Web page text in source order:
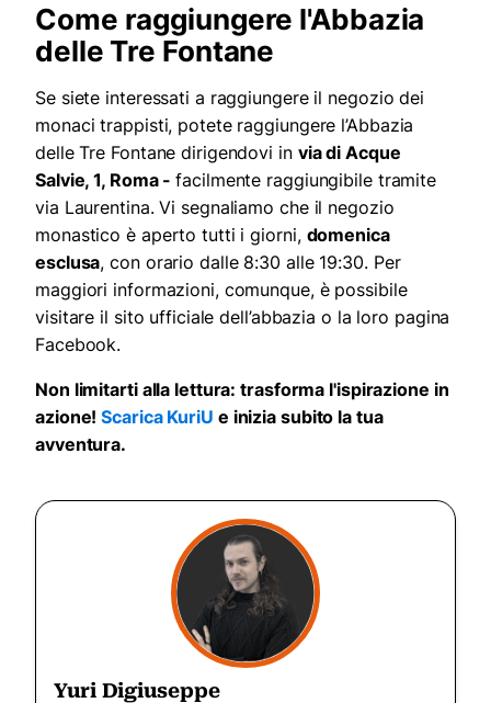
Come raggiungere l'Abbazia
delle Tre Fontane
Se siete interessati a raggiungere il negozio dei
monaci trappisti, potete raggiungere l’Abbazia
delle Tre Fontane dirigendovi in via di Acque
Salvie, 1, Roma -facilmente raggiungibile tramite
via Laurentina. Vi segnaliamo che il negozio
monastico è aperto tutti i giorni, domenica
esclusa, con orario dalle 8:30 alle 19:30. Per
maggiori informazioni, comunque, è possibile
visitare il sito ufficiale dell’abbazia o la loro pagina
Facebook.
Non limitarti alla lettura: trasforma l'ispirazione in
azione!Scarica KuriU e inizia subito la tua
avventura.
Yuri Digiuseppe